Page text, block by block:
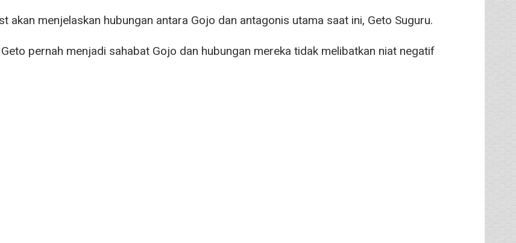
akan menjelaskan hubungan antara Gojo dan antagonis utama saat ini, Geto Suguru.
pernah menjadi sahabat Gojo dan hubungan mereka tidak melibatkan niat negatif